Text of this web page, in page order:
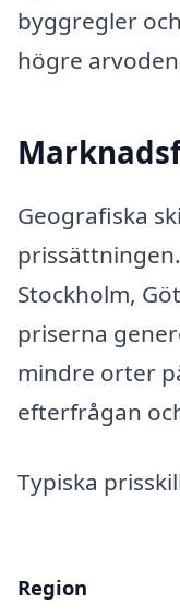
byggregler
högre
Geografiska
Stockholm,
priserna
mindre orter
efterfrågan
Typiska
Region